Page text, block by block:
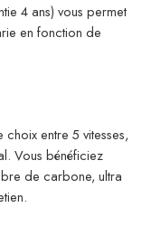
4 ans) vous permet
en fonction de
entre 5 vitesses,
Vous bénéficiez
de carbone, ultra